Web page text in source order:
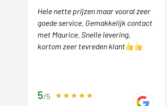
Hele nette prijzen maar vooral zeer
goede service. Gemakkelijk contact
met Maurice. Snelle levering,
kortom zeer tevreden klant
5/5